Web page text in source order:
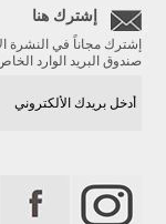
إشترك هنا
إشترك مجاناً في النشرة
صندوق البريد الوارد